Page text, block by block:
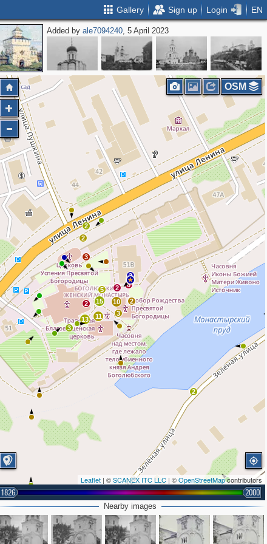
Gallery Sign up Login EN
Added byale7094240, 5 April 2023
2
13
11
3
2 15
5
10
2
6
2
2
3
2
3
2
Leaflet | ©SCANEX ITC LLC | ©OpenStreetMapcontributors
1826 2000
OSM
Nearby images